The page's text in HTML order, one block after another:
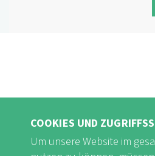
COOKIES UND
Um unsere Website im